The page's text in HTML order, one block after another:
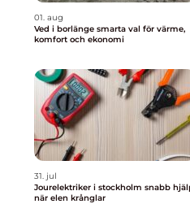
01. aug
Ved i borlänge smarta val för värme,
komfort och ekonomi
31. jul
Jourelektriker i stockholm snabb hjälp
när elen krånglar